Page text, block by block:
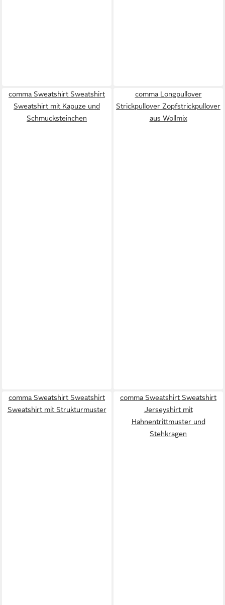
comma Sweatshirt Sweatshirt
Sweatshirt mit Kapuze und
Schmucksteinchen
comma Longpullover
Strickpullover Zopfstrickpullover
aus Wollmix
comma Sweatshirt Sweatshirt
Sweatshirt mit Strukturmuster
comma Sweatshirt Sweatshirt
Jerseyshirt mit
Hahnentrittmuster und
Stehkragen